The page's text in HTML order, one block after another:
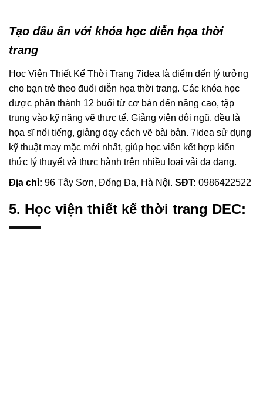
Tạo dấu ấn với khóa học diễn họa thời
trang
Học Viện Thiết Kế Thời Trang 7idea là điểm đến lý tưởng
cho bạn trẻ theo đuổi diễn họa thời trang. Các khóa học
được phân thành 12 buổi từ cơ bản đến nâng cao, tập
trung vào kỹ năng vẽ thực tế. Giảng viên đội ngũ, đều là
họa sĩ nổi tiếng, giảng dạy cách vẽ bài bản. 7idea sử dụng
kỹ thuật may mặc mới nhất, giúp học viên kết hợp kiến
thức lý thuyết và thực hành trên nhiều loại vải đa dạng.
Địa chỉ: 96 Tây Sơn, Đống Đa, Hà Nội. SĐT: 0986422522
5. Học viện thiết kế thời trang DEC: